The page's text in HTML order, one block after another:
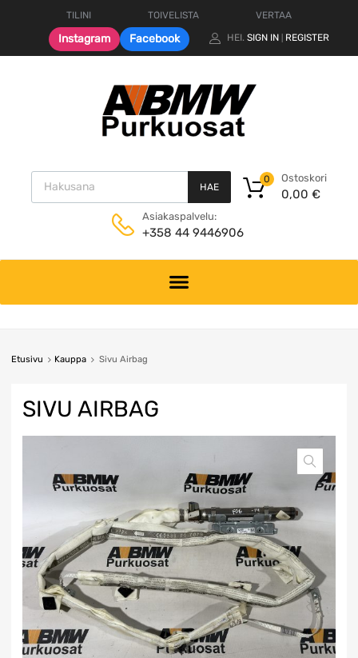
TILINI TOIVELISTA VERTAA
Instagram Facebook HEI. SIGN IN REGISTER
Products search
HAE
Ostoskori
0,00 €
0
Asiakaspalvelu:
+358 44 9446906
content
Etusivu Kauppa Sivu Airbag
SIVU AIRBAG